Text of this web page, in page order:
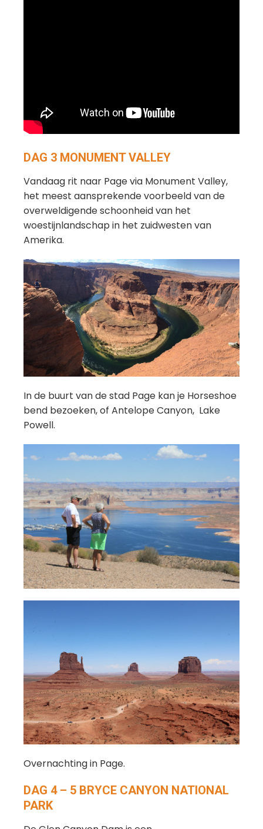
DAG 3 MONUMENT VALLEY
Vandaag rit naar Page via Monument Valley,
het meest aansprekende voorbeeld van de
overweldigende schoonheid van het
woestijnlandschap in het zuidwesten van
Amerika.
In de buurt van de stad Page kan je Horseshoe
bend bezoeken, of Antelope Canyon, Lake
Powell.
Overnachting in Page.
DAG 4 – 5 BRYCE CANYON NATIONAL
PARK